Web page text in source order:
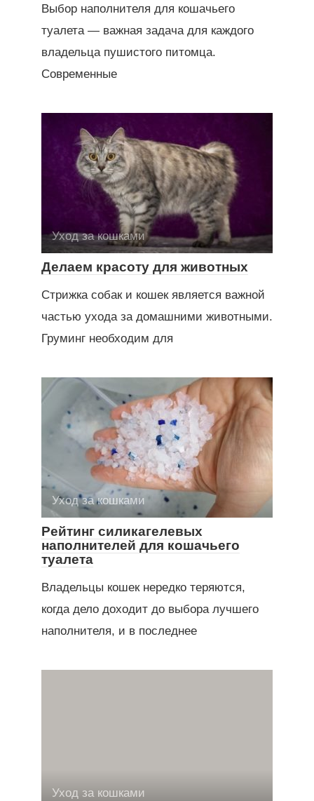
Выбор наполнителя для кошачьего
туалета — важная задача для каждого
владельца пушистого питомца.
Современные
Уход за кошками
Делаем красоту для животных
Стрижка собак и кошек является важной
частью ухода за домашними животными.
Груминг необходим для
Уход за кошками
Рейтинг силикагелевых
наполнителей для кошачьего
туалета
Владельцы кошек нередко теряются,
когда дело доходит до выбора лучшего
наполнителя, и в последнее
Уход за кошками